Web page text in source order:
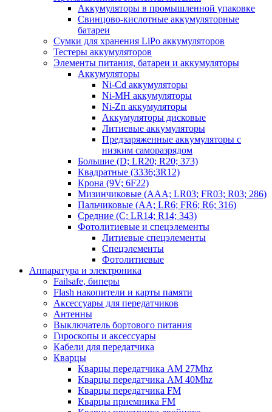
Аккумуляторы в промышленной упаковке
Свинцово-кислотные аккумуляторные
батареи
Сумки для хранения LiPo аккумуляторов
Тестеры аккумуляторов
Элементы питания, батареи и аккумуляторы
Аккумуляторы
Ni-Cd аккумуляторы
Ni-MH аккумуляторы
Ni-Zn аккумуляторы
Аккумуляторы дисковые
Литиевые аккумуляторы
Предзаряженные аккумуляторы с
низким саморазрядом
Большие (D; LR20; R20; 373)
Квадратные (3336;3R12)
Крона (9V; 6F22)
Мизинчиковые (AAA; LR03; FR03; R03; 286)
Пальчиковые (AA; LR6; FR6; R6; 316)
Средние (C; LR14; R14; 343)
Фотолитиевые и спецэлементы
Литиевые спецэлементы
Спецэлементы
Фотолитиевые
Аппаратура и электроника
Failsafe, биперы
Flash накопители и карты памяти
Аксессуары для передатчиков
Антенны
Выключатель бортового питания
Гироскопы и аксессуары
Кабели для передатчика
Кварцы
Кварцы передатчика AM 27Mhz
Кварцы передатчика AM 40Mhz
Кварцы передатчика FM
Кварцы приемника FM